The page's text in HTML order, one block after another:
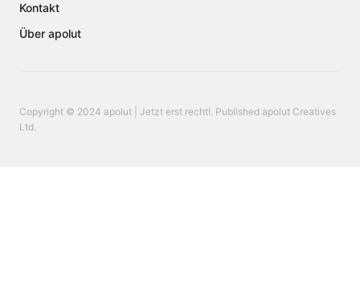
Kontakt
Über apolut
Copyright © 2024 apolut | Jetzt erst recht!. Published apolut Creatives
Ltd.